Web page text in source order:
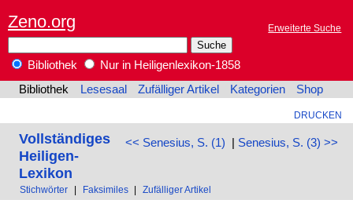
Zeno.org Erweiterte Suche
Bibliothek
Nur in Heiligenlexikon-1858
Bibliothek
Lesesaal Zufälliger Artikel Kategorien Shop
DRUCKEN
<< Senesius, S. (1) | Senesius, S. (3) >>
Vollständiges
Heiligen-
Lexikon
Stichwörter Faksimiles Zufälliger Artikel